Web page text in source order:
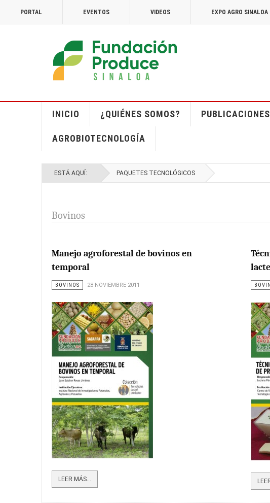
PORTAL EVENTOS VIDEOS EXPO AGRO SINALOA
INICIO ¿QUIÉNES SOMOS? PUBLICACIONES
AGROBIOTECNOLOGÍA
ESTÁ AQUÍ: PAQUETES TECNOLÓGICOS
Bovinos
Manejo agroforestal de bovinos en
temporal
BOVINOS 28 NOVIEMBRE 2011
LEER MÁS...